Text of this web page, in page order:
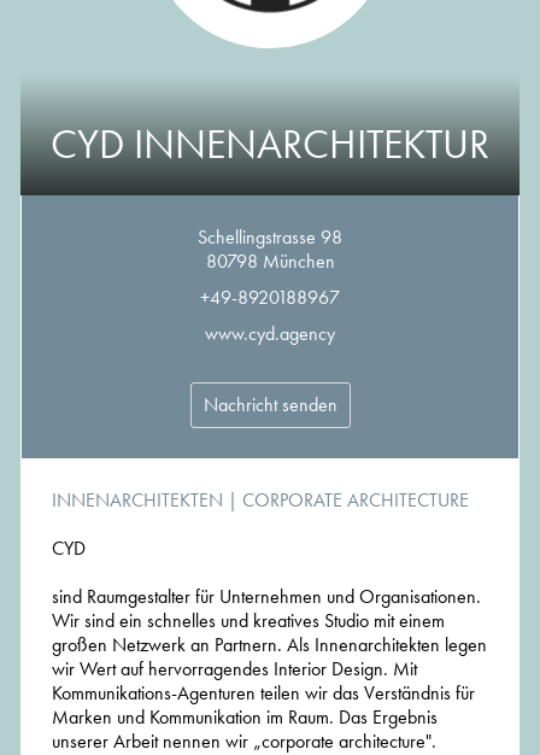
CYD INNENARCHITEKTUR
Schellingstrasse 98
80798 München
+49-8920188967
www.cyd.agency
Nachricht senden
INNENARCHITEKTEN | CORPORATE ARCHITECTURE
CYD
sind Raumgestalter für Unternehmen und Organisationen.
Wir sind ein schnelles und kreatives Studio mit einem
großen Netzwerk an Partnern. Als Innenarchitekten legen
wir Wert auf hervorragendes Interior Design. Mit
Kommunikations-Agenturen teilen wir das Verständnis für
Marken und Kommunikation im Raum. Das Ergebnis
unserer Arbeit nennen wir „corporate architecture".